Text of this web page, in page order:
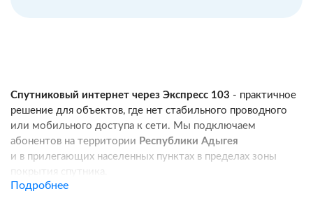
Спутниковый интернет через Экспресс 103 - практичное
решение для объектов, где нет стабильного проводного
или мобильного доступа к сети. Мы подключаем
абонентов на территории Республики Адыгея
и в прилегающих населенных пунктах в пределах зоны
покрытия спутника.
Подробнее